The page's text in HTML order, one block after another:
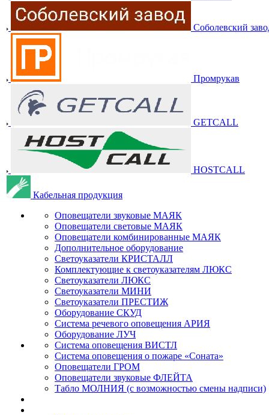
Соболевский
Промрукав
GETCALL
HOSTCALL
Кабельная продукция
Оповещатели звуковые МАЯК
Оповещатели световые МАЯК
Оповещатели комбинированные МАЯК
Дополнительное оборудование
Светоуказатели КРИСТАЛЛ
Комплектующие к светоуказателям ЛЮКС
Светоуказатели ЛЮКС
Светоуказатели МИНИ
Светоуказатели ПРЕСТИЖ
Оборудование СКУД
Система речевого оповещения АРИЯ
Оборудование ЛУЧ
Система оповещения ВИСТЛ
Система оповещения о пожаре «Соната»
Оповещатели ГРОМ
Оповещатели звуковые ФЛЕЙТА
Табло МОЛНИЯ (с возможностью смены надписи)